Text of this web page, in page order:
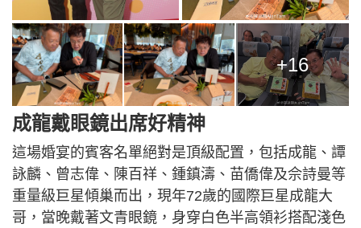
+16
成龍戴眼鏡出席好精神
這場婚宴的賓客名單絕對是頂級配置，包括成龍、譚
詠麟、曾志偉、陳百祥、鍾鎮濤、苗僑偉及佘詩曼等
重量級巨星傾巢而出，現年72歲的國際巨星成龍大
哥，當晚戴著文青眼鏡，身穿白色半高領衫搭配淺色